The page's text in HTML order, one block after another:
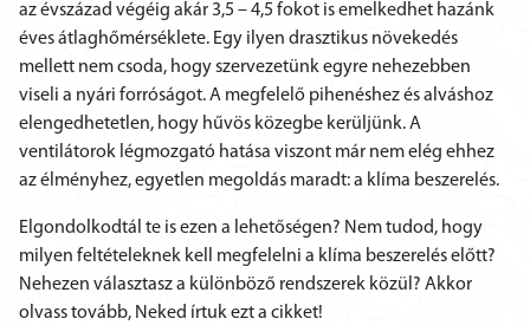
az évszázad végéig akár 3,5 – 4,5 fokot is emelkedhet hazánk
éves átlaghőmérséklete. Egy ilyen drasztikus növekedés
mellett nem csoda, hogy szervezetünk egyre nehezebben
viseli a nyári forróságot. A megfelelő pihenéshez és alváshoz
elengedhetetlen, hogy hűvös közegbe kerüljünk. A
ventilátorok légmozgató hatása viszont már nem elég ehhez
az élményhez, egyetlen megoldás maradt: a klíma beszerelés.
Elgondolkodtál te is ezen a lehetőségen? Nem tudod, hogy
milyen feltételeknek kell megfelelni a klíma beszerelés előtt?
Nehezen választasz a különböző rendszerek közül? Akkor
olvass tovább, Neked írtuk ezt a cikket!